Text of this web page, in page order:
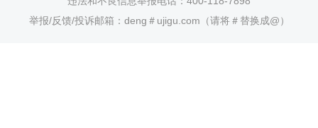
举报/反馈/投诉邮箱：deng＃ujigu.com（请将＃替换成@）